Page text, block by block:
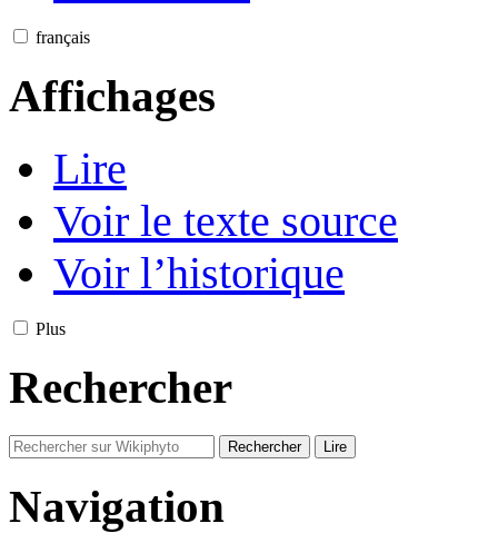
français
Affichages
Lire
Voir le texte source
Voir l’historique
Plus
Rechercher
Navigation